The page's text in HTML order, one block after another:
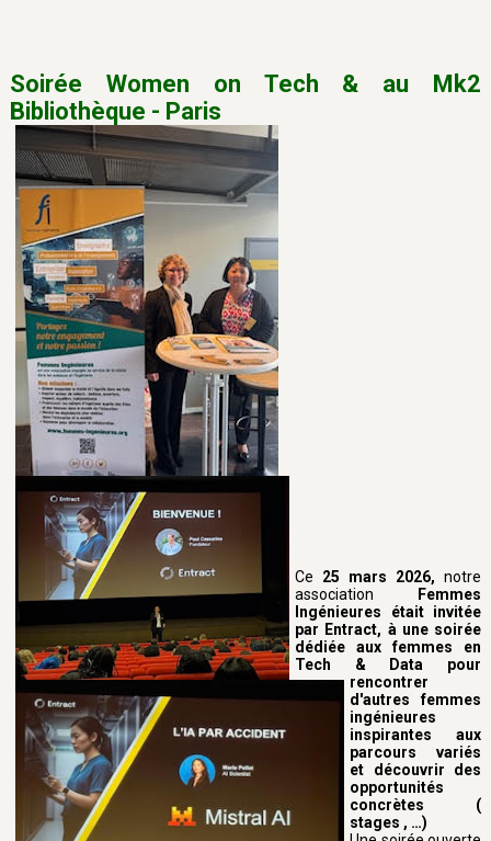
Soirée Women on Tech & au Mk2
Bibliothèque - Paris
Ce 25 mars 2026, notre
association
Femmes
Ingénieures était invitée
par Entract, à une soirée
dédiée aux femmes en
Tech & Data pour
rencontrer
d'autres femmes
ingénieures
inspirantes aux
parcours variés
et découvrir des
opportunités
concrètes (
stages , …)